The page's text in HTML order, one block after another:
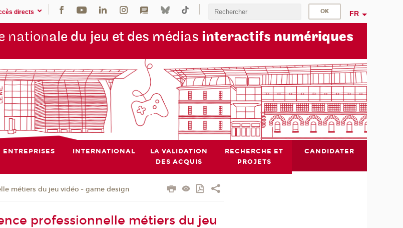
directs FR
nationale du jeu et des médias interactifs numériques
ENTREPRISES INTERNATIONAL
LA VALIDATION
DES ACQUIS
RECHERCHE ET
PROJETS
CANDIDATER
métiers du jeu vidéo - game design
professionnelle métiers du jeu